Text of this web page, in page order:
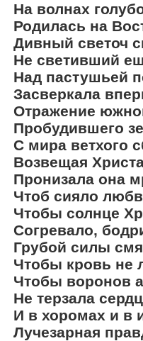
На волнах
Родилась на
Дивный светоч
Не светивший
Над пастушьей
Засверкала
Отражение
Пробудившего
С мира ветхого
Возвещая
Пронизала она
Чтоб сияло
Чтобы солнце
Согревало,
Грубой силы
Чтобы кровь не
Чтобы воронов
Не терзала
И в хоромах и в
Лучезарная